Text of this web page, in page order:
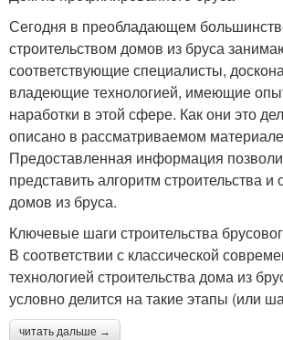
Сегодня в преобладающем
строительством домов из бруса
соответствующие специалисты,
владеющие технологией, имеющие
наработки в этой сфере. Как они это
описано в рассматриваемом
Предоставленная информация
представить алгоритм строительства и
домов из бруса.
Ключевые шаги строительства
В соответствии с классической
технологией строительства дома из
условно делится на такие этапы (или
читать дальше →